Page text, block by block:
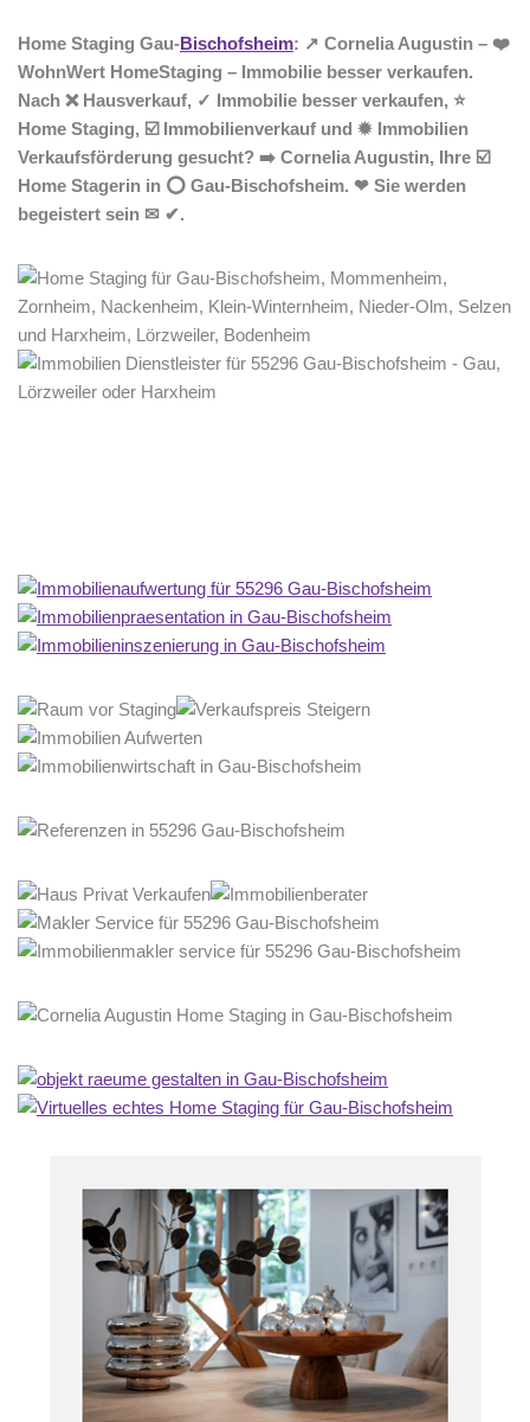
Home Staging Gau-Bischofsheim: ↗️ Cornelia Augustin – ❤️
WohnWert HomeStaging – Immobilie besser verkaufen.
Nach ❌ Hausverkauf, ✓ Immobilie besser verkaufen, ⭐
Home Staging, ☑️ Immobilienverkauf und ✹ Immobilien
Verkaufsförderung gesucht? ➡️ Cornelia Augustin, Ihre ☑️
Home Stagerin in ⭕ Gau-Bischofsheim. ❤ Sie werden
begeistert sein ✉ ✔.